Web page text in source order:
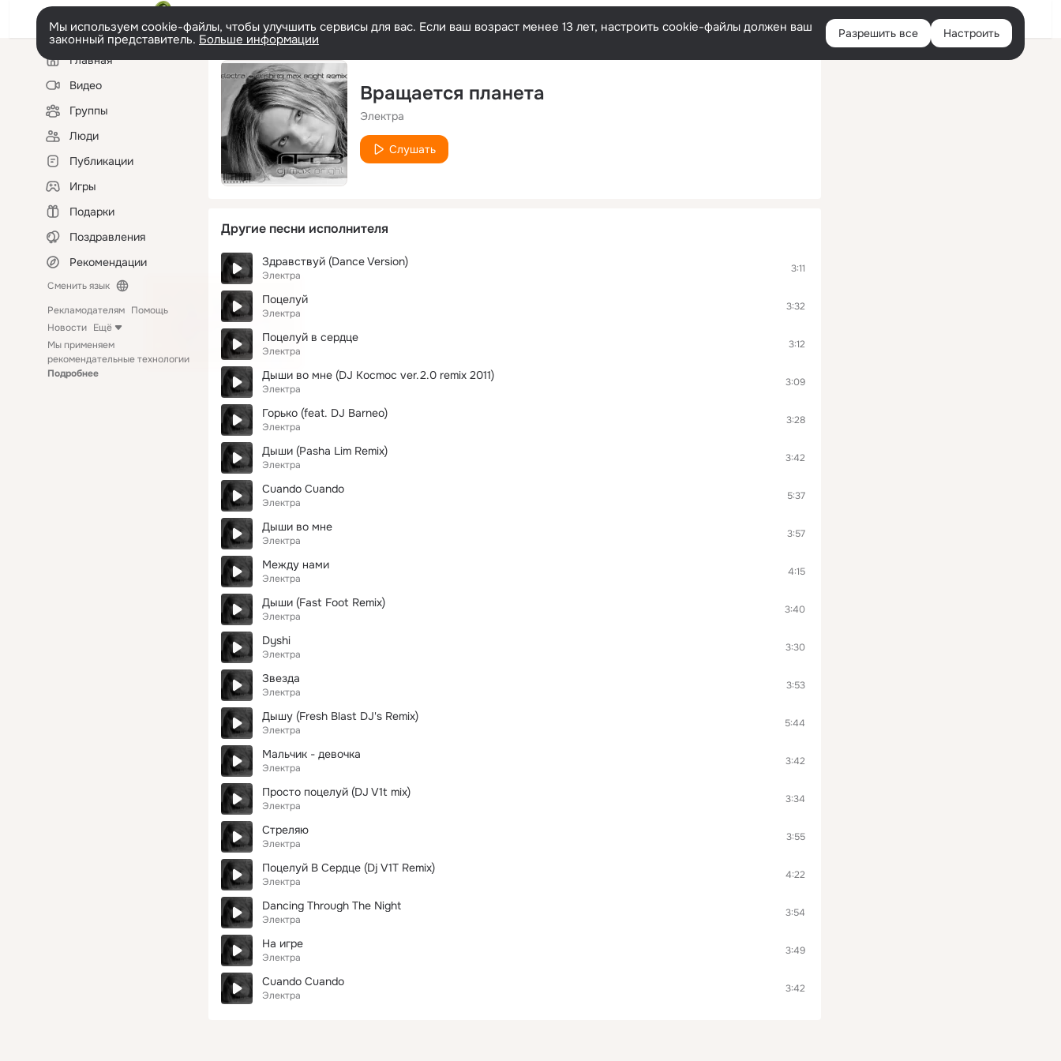
Войти
Мы используем cookie-файлы, чтобы улучшить сервисы для вас. Если ваш возраст менее 13 лет, настроить cookie-файлы должен ваш
законный представитель. Больше информации Разрешить все Настроить
Левая
колонкаГлавная
Видео
Группы
Люди
Публикации
Игры
Подарки
Поздравления
Рекомендации
Сменить язык
Рекламодателям Помощь
Новости Ещё
Мы применяем
рекомендательные технологии
Подробнее
Вращается планета
Электра
Слушать
Другие песни исполнителя
Здравствуй (Dance Version)
Электра
3:11
Поцелуй
Электра
3:32
Поцелуй в сердце
Электра
3:12
Дыши во мне (DJ Kocmoc ver.2.0 remix 2011)
Электра
3:09
Горько (feat. DJ Barneo)
Электра
3:28
Дыши (Pasha Lim Remix)
Электра
3:42
Сuando Сuando
Электра
5:37
Дыши во мне
Электра
3:57
Между нами
Электра
4:15
Дыши (Fast Foot Remix)
Электра
3:40
Dyshi
Электра
3:30
Звезда
Электра
3:53
Дышу (Fresh Blast DJ's Remix)
Электра
5:44
Мальчик - девочка
Электра
3:42
Просто поцелуй (DJ V1t mix)
Электра
3:34
Стреляю
Электра
3:55
Поцелуй В Сердце (Dj V1T Remix)
Электра
4:22
Dancing Through The Night
Электра
3:54
На игре
Электра
3:49
Cuando Cuando
Электра
3:42